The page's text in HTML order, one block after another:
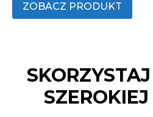
ZOBACZ PRODUKT